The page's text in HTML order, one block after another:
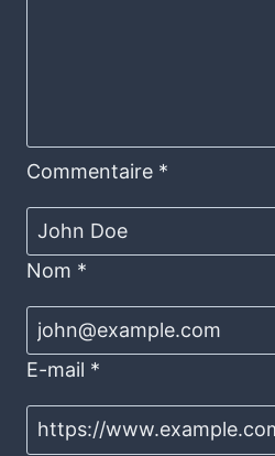
Commentaire *
Nom *
E-mail *